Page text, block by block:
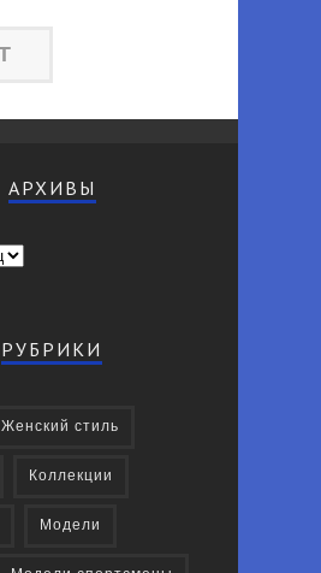
АРХИВЫ
РУБРИКИ
Женский стиль
Коллекции
Модели